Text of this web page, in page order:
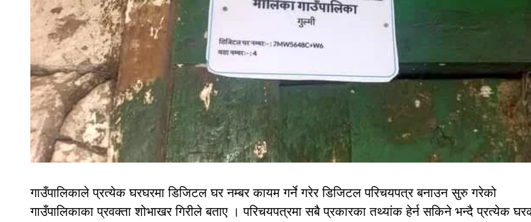
गाउँपालिकाले प्रत्येक घरघरमा डिजिटल घर नम्बर कायम गर्ने गरेर डिजिटल परिचयपत्र बनाउन सुरु गरेको
गाउँपालिकाका प्रवक्ता शोभाखर गिरीले बताए । परिचयपत्रमा सबै प्रकारका तथ्यांक हेर्न सकिने भन्दै प्रत्येक